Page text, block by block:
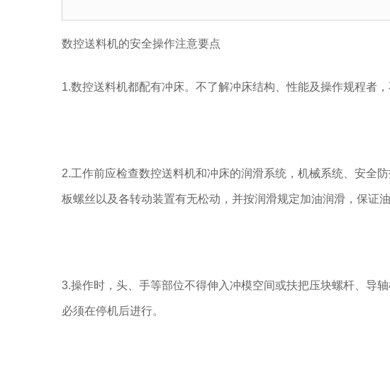
数控送料机的安全操作注意要点
1.数控送料机都配有冲床。不了解冲床结构、性能及操作规程者，
2.工作前应检查数控送料机和冲床的润滑系统，机械系统、安全
板螺丝以及各转动装置有无松动，并按润滑规定加油润滑，保证
3.操作时，头、手等部位不得伸入冲模空间或扶把压块螺杆、导
必须在停机后进行。